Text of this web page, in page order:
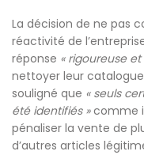
La décision de ne pas
réactivité de
réponse « rigoureuse
nettoyer leur
souligné que « seuls
été identifiés »comme
pénaliser la vente de
d’autres articles